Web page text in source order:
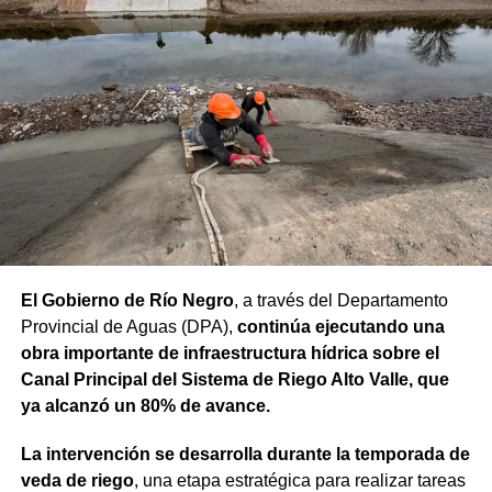
seguir fortaleciendo”, sostuvo.
“Proyectos de esta envergadura serían imposibles de
concretar sin este financiamiento internacional. Todo
nuestro agradecimiento al BID por confiar en el camino
que estamos recorriendo y en la visión de futuro que
tenemos para Río Negro”, dijo el gobernador.
Finalmente, el mandatario aseveró que “el rumbo está
claro y genera confianza, ahora el desafío es seguir
beneficios de estas inversiones”.
Weretilneck estuvo acompañado por los ministros de
Desarrollo Económico y Productivo, Carlos Banacloy; de
Salud, Demetrio Thalasselis y de Hacienda, Gabriel
Provincial de Coordinación y Ejecución del
Financiamiento Externo (UPCEFE), Martín Camiña.
El Gobierno de Río Negro, a través del Departamento
Provincial de Aguas (DPA), continúa ejecutando una
obra importante de infraestructura hídrica sobre el
Canal Principal del Sistema de Riego Alto Valle, que
ya alcanzó un 80% de avance.
La intervención se desarrolla durante la temporada de
veda de riego, una etapa estratégica para realizar tareas